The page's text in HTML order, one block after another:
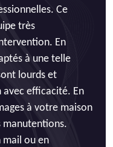
Ce
très
En
à une telle
lourds et
avec efficacité. En
à votre maison
manutentions.
mail ou en